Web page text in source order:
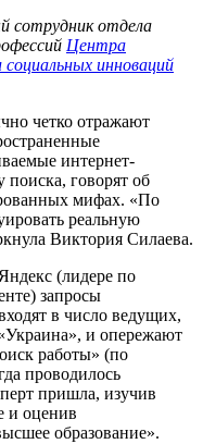
сотрудник отдела
Центра
инноваций
четко отражают
интернет-
поиска, говорят об
мифах. «По
реальную
Виктория Силаева.
(лидере по
запросы
в число ведущих,
и опережают
работы» (по
проводилось
пришла, изучив
и оценив
образование».